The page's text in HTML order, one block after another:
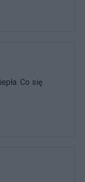
Co się